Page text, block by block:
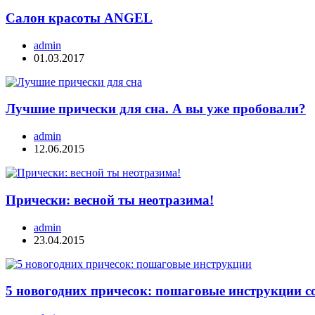
Салон красоты ANGEL
admin
01.03.2017
Лучшие прически для сна. А вы уже пробовали?
admin
12.06.2015
Прически: весной ты неотразима!
admin
23.04.2015
5 новогодних причесок: пошаговые инструкции